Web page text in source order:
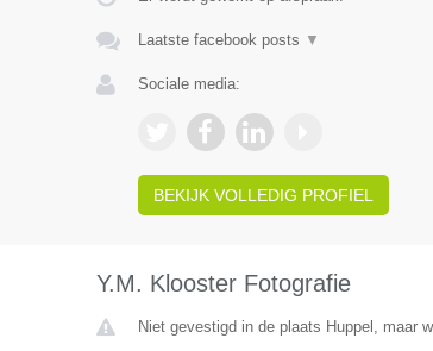
Laatste facebook posts ▼
Sociale media:
BEKIJK VOLLEDIG PROFIEL
Y.M. Klooster Fotografie
Niet gevestigd in de plaats Huppel, maar